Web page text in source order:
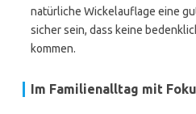
natürliche Wickelauflage eine
sicher sein, dass keine
kommen.
Im Familienalltag mit